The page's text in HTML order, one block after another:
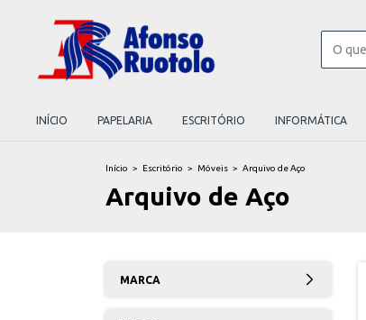
INÍCIO PAPELARIA ESCRITÓRIO INFORMÁTICA
Início > Escritório > Móveis > Arquivo de Aço
Arquivo de Aço
MARCA